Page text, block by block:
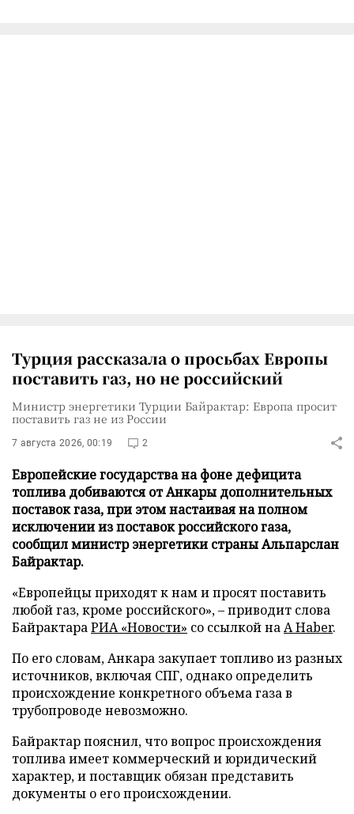
Турция рассказала о просьбах Европы
поставить газ, но не российский
Министр энергетики Турции Байрактар: Европа просит
поставить газ не из России
7 августа 2026, 00:19 2
Европейские государства на фоне дефицита
топлива добиваются от Анкары дополнительных
поставок газа, при этом настаивая на полном
исключении из поставок российского газа,
сообщил министр энергетики страны Альпарслан
Байрактар.
«Европейцы приходят к нам и просят поставить
любой газ, кроме российского», – приводит слова
БайрактараРИА «Новости» со ссылкой наA Haber.
По его словам, Анкара закупает топливо из разных
источников, включая СПГ, однако определить
происхождение конкретного объема газа в
трубопроводе невозможно.
Байрактар пояснил, что вопрос происхождения
топлива имеет коммерческий и юридический
характер, и поставщик обязан представить
документы о его происхождении.